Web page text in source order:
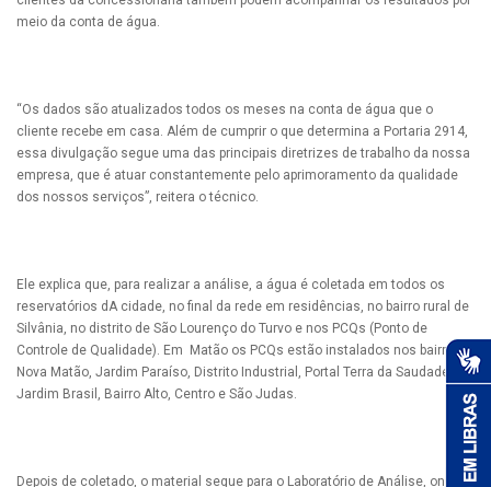
meio da conta de água.
“Os dados são atualizados todos os meses na conta de água que o
cliente recebe em casa. Além de cumprir o que determina a Portaria 2914,
essa divulgação segue uma das principais diretrizes de trabalho da nossa
empresa, que é atuar constantemente pelo aprimoramento da qualidade
dos nossos serviços”, reitera o técnico.
Ele explica que, para realizar a análise, a água é coletada em todos os
reservatórios dA cidade, no final da rede em residências, no bairro rural de
Silvânia, no distrito de São Lourenço do Turvo e nos PCQs (Ponto de
Controle de Qualidade). Em Matão os PCQs estão instalados nos bairros
Nova Matão, Jardim Paraíso, Distrito Industrial, Portal Terra da Saudade,
Jardim Brasil, Bairro Alto, Centro e São Judas.
Depois de coletado, o material segue para o Laboratório de Análise, onde